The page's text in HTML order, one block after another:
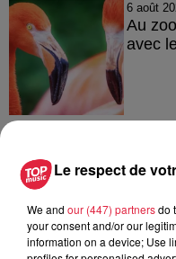
6 août
Au
avec
À découvrir
Le respect de
We and our (447) partnersdo
your consent and/or our
information on a device; Use